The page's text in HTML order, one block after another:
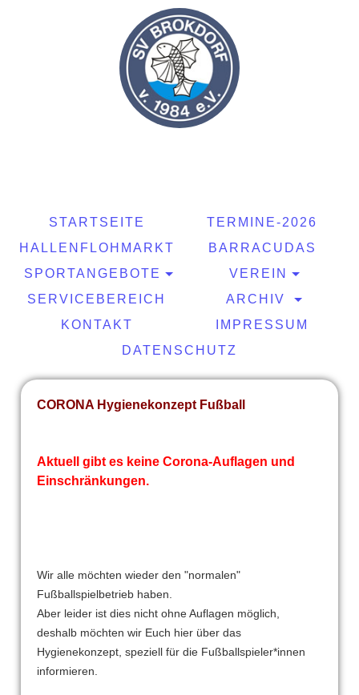
STARTSEITE
TERMINE-2026
HALLENFLOHMARKT
BARRACUDAS
SPORTANGEBOTE
VEREIN
SERVICEBEREICH
ARCHIV
KONTAKT
IMPRESSUM
DATENSCHUTZ
CORONA Hygienekonzept Fußball
Aktuell gibt es keine Corona-Auflagen und
Einschränkungen.
Wir alle möchten wieder den "normalen"
Fußballspielbetrieb haben.
Aber leider ist dies nicht ohne Auflagen möglich,
deshalb möchten wir Euch hier über das
Hygienekonzept, speziell für die Fußballspieler*innen
informieren.